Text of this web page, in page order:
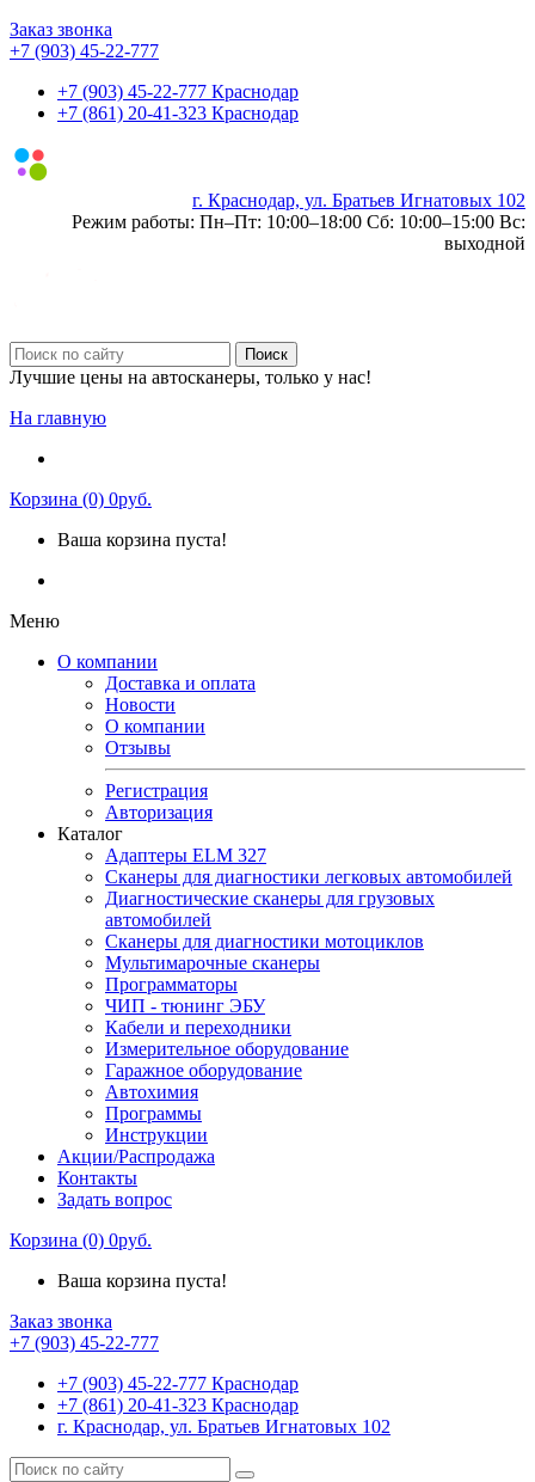
Заказ звонка
+7 (903) 45-22-777
+7 (903) 45-22-777 Краснодар
+7 (861) 20-41-323 Краснодар
г. Краснодар, ул. Братьев Игнатовых 102
Режим работы: Пн–Пт: 10:00–18:00 Сб: 10:00–15:00 Вс:
выходной
Поиск
Лучшие цены на автосканеры, только у нас!
На главную
Корзина (0) 0руб.
Ваша корзина пуста!
Меню
О компании
Доставка и оплата
Новости
О компании
Отзывы
Регистрация
Авторизация
Каталог
Адаптеры ELM 327
Сканеры для диагностики легковых автомобилей
Диагностические сканеры для грузовых
автомобилей
Сканеры для диагностики мотоциклов
Мультимарочные сканеры
Программаторы
ЧИП - тюнинг ЭБУ
Кабели и переходники
Измерительное оборудование
Гаражное оборудование
Автохимия
Программы
Инструкции
Акции/Распродажа
Контакты
Задать вопрос
Корзина (0) 0руб.
Ваша корзина пуста!
Заказ звонка
+7 (903) 45-22-777
+7 (903) 45-22-777 Краснодар
+7 (861) 20-41-323 Краснодар
г. Краснодар, ул. Братьев Игнатовых 102